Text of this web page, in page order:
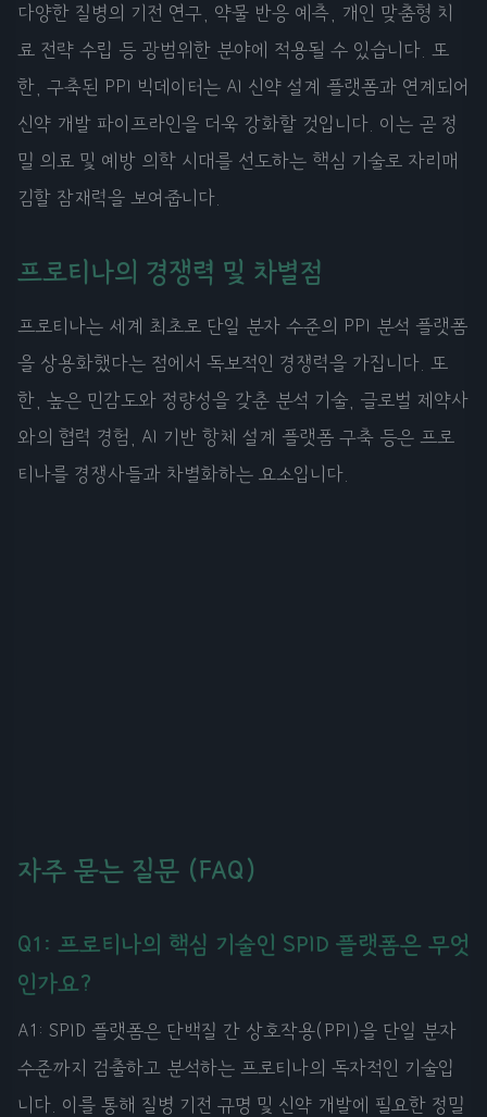
다양한 질병의 기전 연구, 약물 반응 예측, 개인 맞춤형 치
료 전략 수립 등 광범위한 분야에 적용될 수 있습니다. 또
한, 구축된 PPI 빅데이터는 AI 신약 설계 플랫폼과 연계되어
신약 개발 파이프라인을 더욱 강화할 것입니다. 이는 곧 정
밀 의료 및 예방 의학 시대를 선도하는 핵심 기술로 자리매
김할 잠재력을 보여줍니다.
프로티나의 경쟁력 및 차별점
프로티나는 세계 최초로 단일 분자 수준의 PPI 분석 플랫폼
을 상용화했다는 점에서 독보적인 경쟁력을 가집니다. 또
한, 높은 민감도와 정량성을 갖춘 분석 기술, 글로벌 제약사
와의 협력 경험, AI 기반 항체 설계 플랫폼 구축 등은 프로
티나를 경쟁사들과 차별화하는 요소입니다.
자주 묻는 질문 (FAQ)
Q1: 프로티나의 핵심 기술인 SPID 플랫폼은 무엇
인가요?
A1: SPID 플랫폼은 단백질 간 상호작용(PPI)을 단일 분자
수준까지 검출하고 분석하는 프로티나의 독자적인 기술입
니다. 이를 통해 질병 기전 규명 및 신약 개발에 필요한 정밀